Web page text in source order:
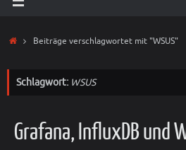
StartBeiträge verschlagwortet mit "WSUS"
Schlagwort: WSUS
Grafana, InfluxDB und